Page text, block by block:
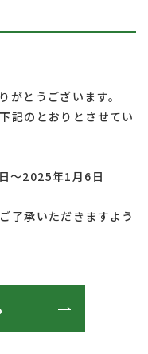
がとうございます。
記のとおりとさせてい
～2025年1月6日
了承いただきますよう